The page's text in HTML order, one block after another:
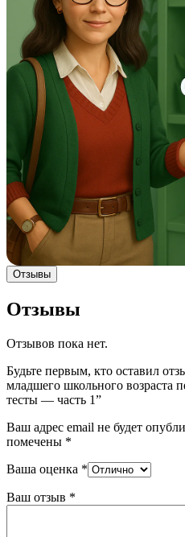
Отзывы
Отзывы
Отзывов пока нет.
Будьте первым, кто оставил
младшего школьного возраста
тесты — часть 1”
Ваш адрес email не будет
помечены *
Ваша оценка *
Ваш отзыв *